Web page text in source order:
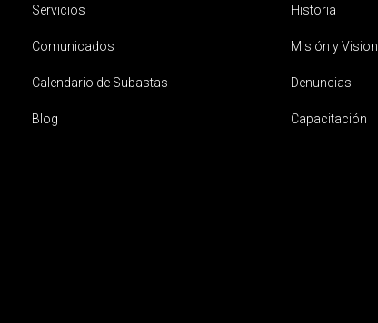
Servicios
Comunicados
Calendario de Subastas
Blog
Historia
Misión y Vision
Denuncias
Capacitación